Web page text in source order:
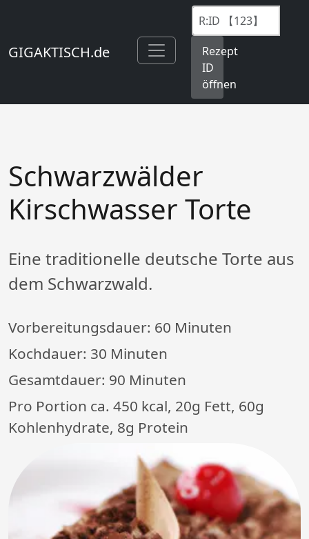
GIGAKTISCH.de
Rezept
ID
öffnen
Schwarzwälder
Kirschwasser Torte
Eine traditionelle deutsche Torte aus
dem Schwarzwald.
Vorbereitungsdauer: 60 Minuten
Kochdauer: 30 Minuten
Gesamtdauer: 90 Minuten
Pro Portion ca. 450 kcal, 20g Fett, 60g
Kohlenhydrate, 8g Protein